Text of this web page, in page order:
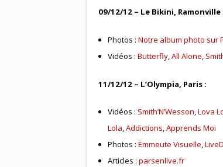
09/12/12 – Le Bikini, Ramonville
Photos :Notre album photo sur
Vidéos :Butterfly,All Alone,
11/12/12 – L’Olympia, Paris :
Vidéos : Smith’N’Wesson,Lova
Lola,Addictions,Apprends Moi
Photos :Emmeute Visuelle,
Articles :parsenlive.fr